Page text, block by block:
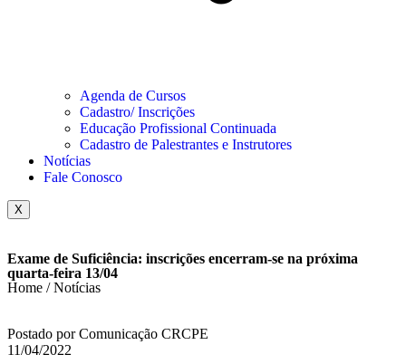
Agenda de Cursos
Cadastro/ Inscrições
Educação Profissional Continuada
Cadastro de Palestrantes e Instrutores
Notícias
Fale Conosco
X
Exame de Suficiência: inscrições encerram-se na próxima
quarta-feira 13/04
Home / Notícias
Postado por Comunicação CRCPE
11/04/2022